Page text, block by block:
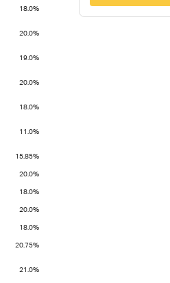
18.0%
20.0%
19.0%
20.0%
18.0%
11.0%
15.85%
20.0%
18.0%
20.0%
18.0%
20.75%
21.0%